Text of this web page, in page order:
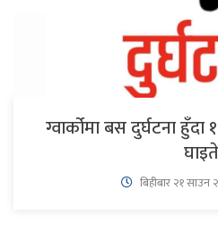
ग्वार्कोमा बस दुर्घटना
घाइते
बिहीबार २१